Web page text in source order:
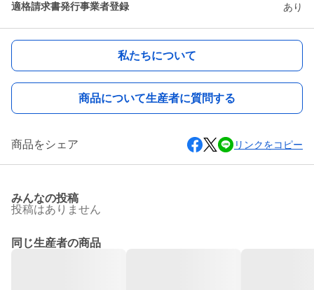
適格請求書発行事業者登録 あり
私たちについて
商品について生産者に質問する
商品をシェア リンクをコピー
みんなの投稿
投稿はありません
同じ生産者の商品